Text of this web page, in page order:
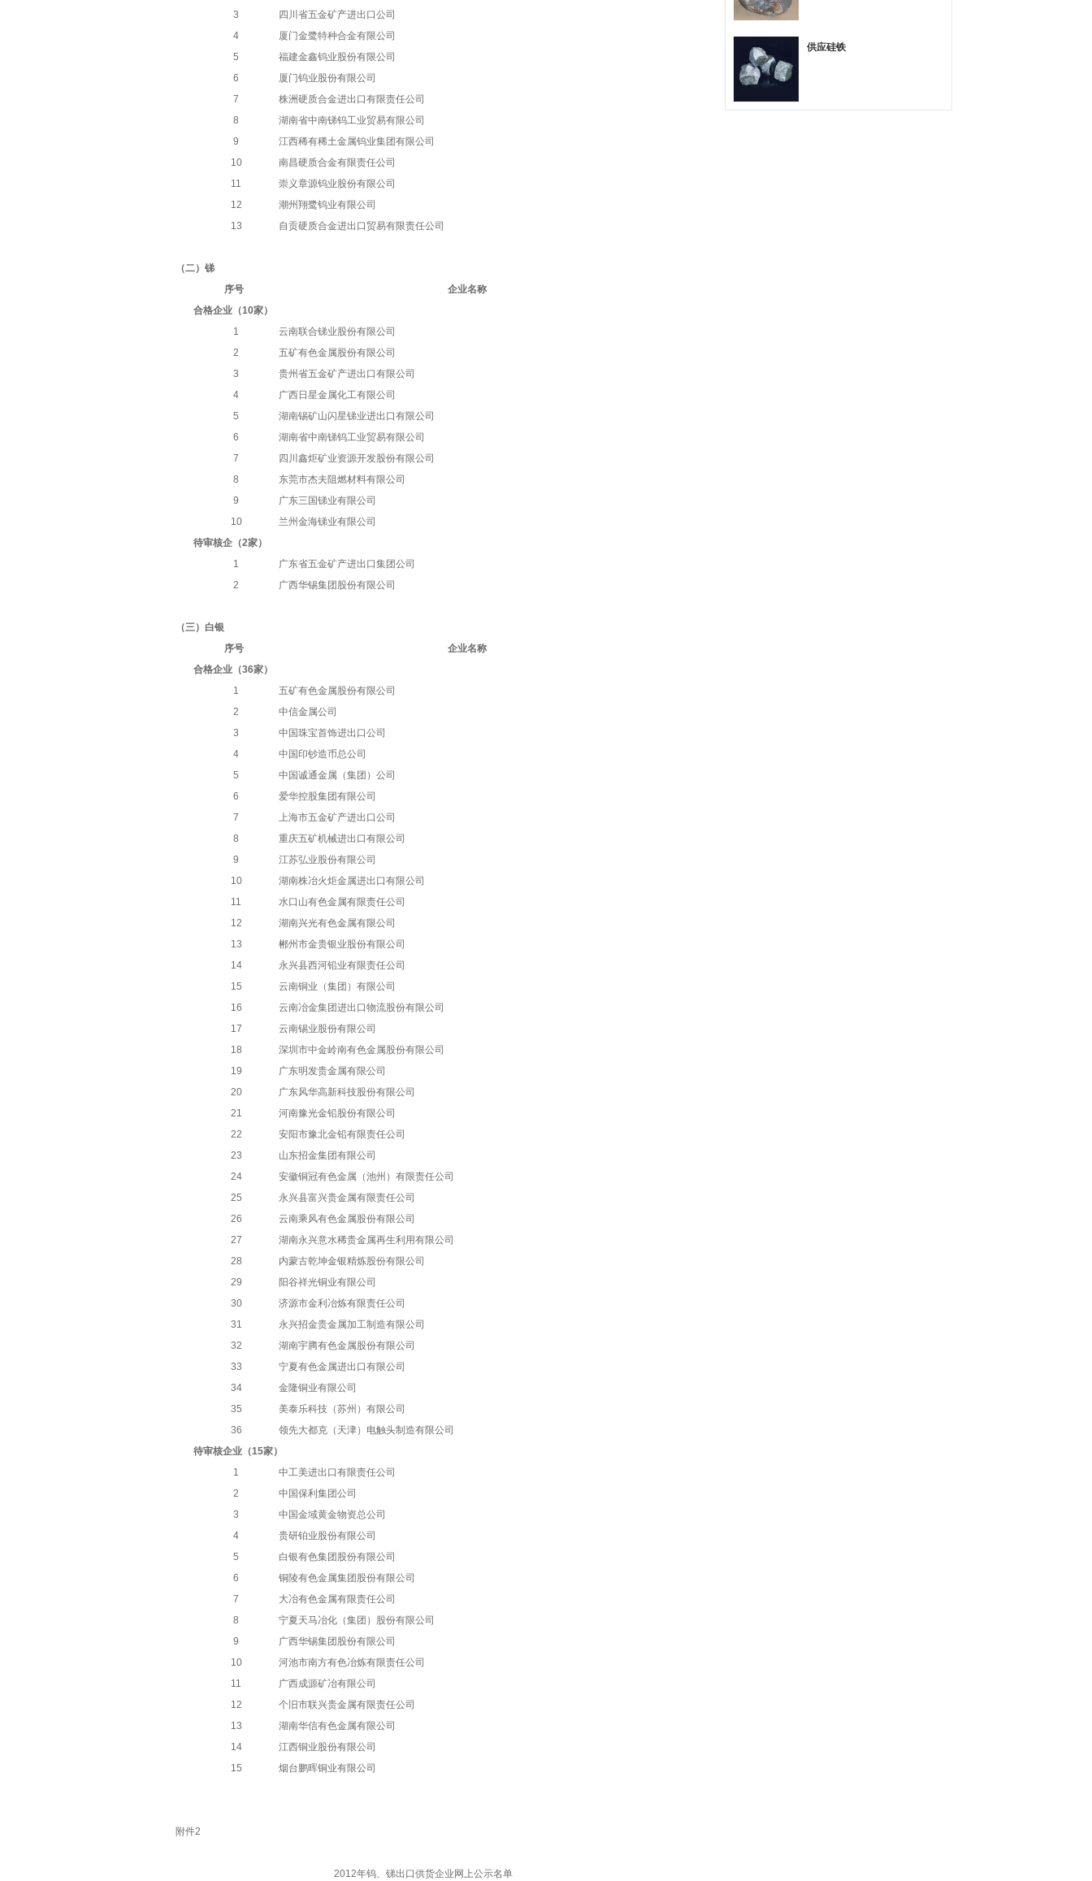
3
四川省五金矿产进出口公司
4
厦门金鹭特种合金有限公司
5
福建金鑫钨业股份有限公司
6
厦门钨业股份有限公司
7
株洲硬质合金进出口有限责任公司
8
湖南省中南锑钨工业贸易有限公司
9
江西稀有稀土金属钨业集团有限公司
10
南昌硬质合金有限责任公司
11
崇义章源钨业股份有限公司
12
潮州翔鹭钨业有限公司
13
自贡硬质合金进出口贸易有限责任公司
（二）锑
序号
企业名称
合格企业（10家）
1
云南联合锑业股份有限公司
2
五矿有色金属股份有限公司
3
贵州省五金矿产进出口有限公司
4
广西日星金属化工有限公司
5
湖南锡矿山闪星锑业进出口有限公司
6
湖南省中南锑钨工业贸易有限公司
7
四川鑫炬矿业资源开发股份有限公司
8
东莞市杰夫阻燃材料有限公司
9
广东三国锑业有限公司
10
兰州金海锑业有限公司
待审核企（2家）
1
广东省五金矿产进出口集团公司
2
广西华锡集团股份有限公司
（三）白银
序号
企业名称
合格企业（36家）
1
五矿有色金属股份有限公司
2
中信金属公司
3
中国珠宝首饰进出口公司
4
中国印钞造币总公司
5
中国诚通金属（集团）公司
6
爱华控股集团有限公司
7
上海市五金矿产进出口公司
8
重庆五矿机械进出口有限公司
9
江苏弘业股份有限公司
10
湖南株冶火炬金属进出口有限公司
11
水口山有色金属有限责任公司
12
湖南兴光有色金属有限公司
13
郴州市金贵银业股份有限公司
14
永兴县西河铅业有限责任公司
15
云南铜业（集团）有限公司
16
云南冶金集团进出口物流股份有限公司
17
云南锡业股份有限公司
18
深圳市中金岭南有色金属股份有限公司
19
广东明发贵金属有限公司
20
广东风华高新科技股份有限公司
21
河南豫光金铅股份有限公司
22
安阳市豫北金铅有限责任公司
23
山东招金集团有限公司
24
安徽铜冠有色金属（池州）有限责任公司
25
永兴县富兴贵金属有限责任公司
26
云南乘风有色金属股份有限公司
27
湖南永兴意水稀贵金属再生利用有限公司
28
内蒙古乾坤金银精炼股份有限公司
29
阳谷祥光铜业有限公司
30
济源市金利冶炼有限责任公司
31
永兴招金贵金属加工制造有限公司
32
湖南宇腾有色金属股份有限公司
33
宁夏有色金属进出口有限公司
34
金隆铜业有限公司
35
美泰乐科技（苏州）有限公司
36
领先大都克（天津）电触头制造有限公司
待审核企业（15家）
1
中工美进出口有限责任公司
2
中国保利集团公司
3
中国金域黄金物资总公司
4
贵研铂业股份有限公司
5
白银有色集团股份有限公司
6
铜陵有色金属集团股份有限公司
7
大冶有色金属有限责任公司
8
宁夏天马冶化（集团）股份有限公司
9
广西华锡集团股份有限公司
10
河池市南方有色冶炼有限责任公司
11
广西成源矿冶有限公司
12
个旧市联兴贵金属有限责任公司
13
湖南华信有色金属有限公司
14
江西铜业股份有限公司
15
烟台鹏晖铜业有限公司
附件2
2012年钨、锑出口供货企业网上公示名单
供应硅铁